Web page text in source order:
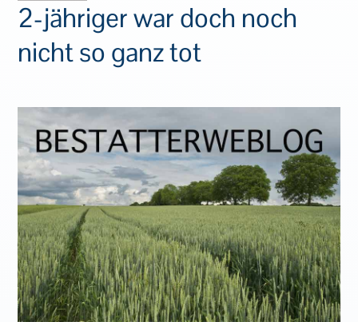
2-jähriger war doch noch
nicht so ganz tot